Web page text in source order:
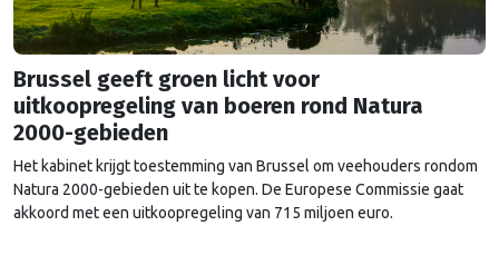
Brussel geeft groen licht voor
uitkoopregeling van boeren rond Natura
2000-gebieden
Het kabinet krijgt toestemming van Brussel om veehouders rondom
Natura 2000-gebieden uit te kopen. De Europese Commissie gaat
akkoord met een uitkoopregeling van 715 miljoen euro.